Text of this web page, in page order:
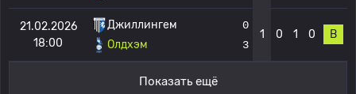
21.02.2026
18:00
Джиллингем
Олдхэм
0
3
1 0 1 0 В
Показать ещё